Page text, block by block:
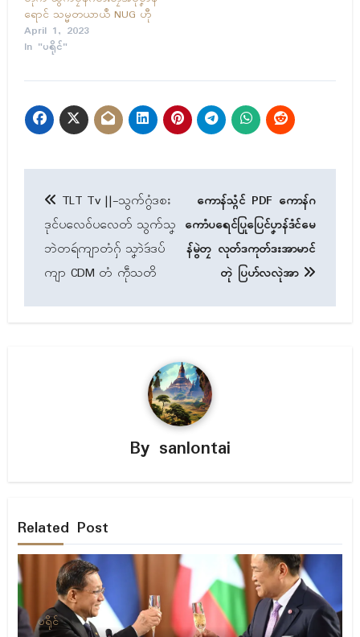
ရောၚ် သမ္မတယာယဳ NUG ဟီု
April 1, 2023
In "ပရိုၚ်"
navigation
TLT Tv ||-သွက်ဂွံဒစး
ဒုၚ်ပလေဝ်ပလေတ် သွက်သၞ
ဘဲတရဴကျာတံဂှ် သၞာဲဒဴဒပ်
ကျာ CDM တံ ကဵုသတိ
ကောန်သ္ဂံၚ် PDF ကောန်ဂ
ကောံပရေၚ်ပြုပြေၚ်ပၞာန်ဒံၚ်မေ
န်မွဲတၠ လုတ်ဒကုတ်ဒးအာမာၚ်
တုဲ ပြဟ်လလုဲအာ
By sanlontai
Related Post
ပရိုၚ်